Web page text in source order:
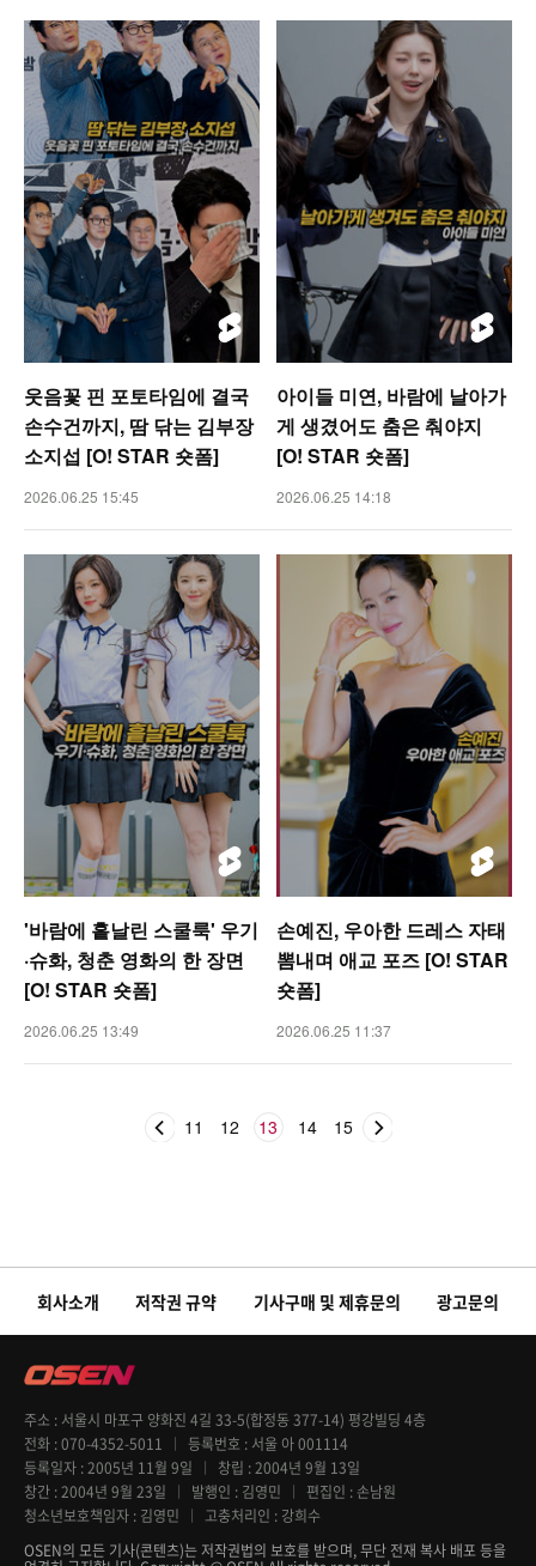
웃음꽃 핀 포토타임에 결국
손수건까지, 땀 닦는 김부장
소지섭 [O! STAR 숏폼]
2026.06.25 15:45
아이들 미연, 바람에 날아가
게 생겼어도 춤은 춰야지
[O! STAR 숏폼]
2026.06.25 14:18
'바람에 흩날린 스쿨룩' 우기
·슈화, 청춘 영화의 한 장면
[O! STAR 숏폼]
2026.06.25 13:49
손예진, 우아한 드레스 자태
뽐내며 애교 포즈 [O! STAR
숏폼]
2026.06.25 11:37
11 12 13 14 15
회사소개 저작권 규약 기사구매 및 제휴문의 광고문의
주소
서울시 마포구 양화진 4길 33-5(합정동 377-14) 평강빌딩 4층
전화 070-4352-5011 등록번호
서울 아 001114
등록일자 2005년 11월 9일 창립 2004년 9월 13일
창간 2004년 9월 23일 발행인 김영민 편집인
손남원
청소년보호책임자 김영민 고충처리인
강희수
OSEN의 모든 기사(콘텐츠)는 저작권법의 보호를 받으며, 무단 전재 복사 배포 등을